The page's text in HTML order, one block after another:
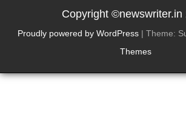
Copyright ©newswriter.in
Proudly powered by WordPress | Theme:
Themes